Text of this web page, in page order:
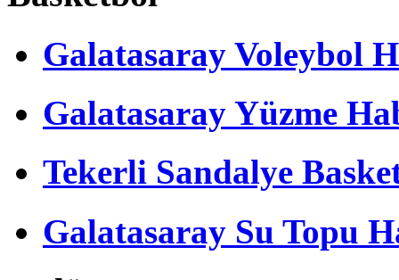
Galatasaray Voleybol
Galatasaray Yüzme
Tekerli Sandalye
Galatasaray Su Topu